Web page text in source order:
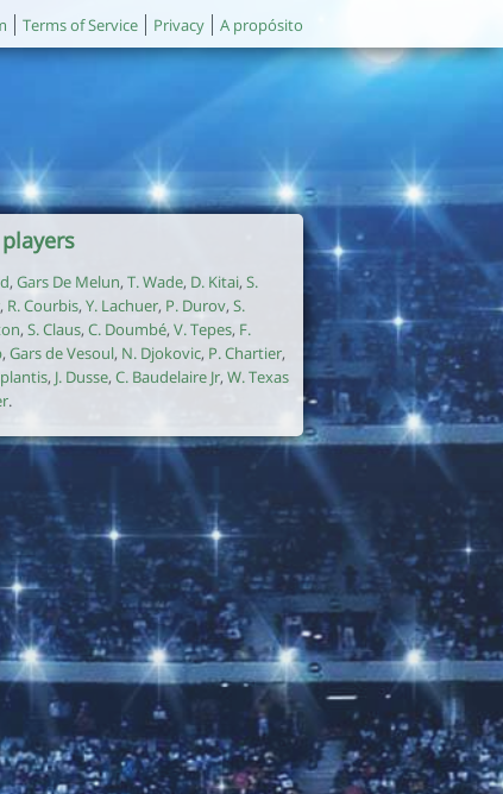
Terms of Service Privacy A propósito
, Gars De Melun, T. Wade, D. Kitai, S.
, R. Courbis, Y. Lachuer, P. Durov, S.
, S. Claus, C. Doumbé, V. Tepes, F.
, Gars de Vesoul, N. Djokovic, P. Chartier,
, J. Dusse, C. Baudelaire Jr, W. Texas
.